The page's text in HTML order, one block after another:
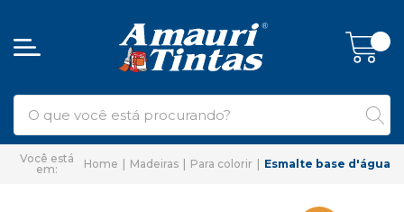
Home Madeiras Para colorir Esmalte base d'água